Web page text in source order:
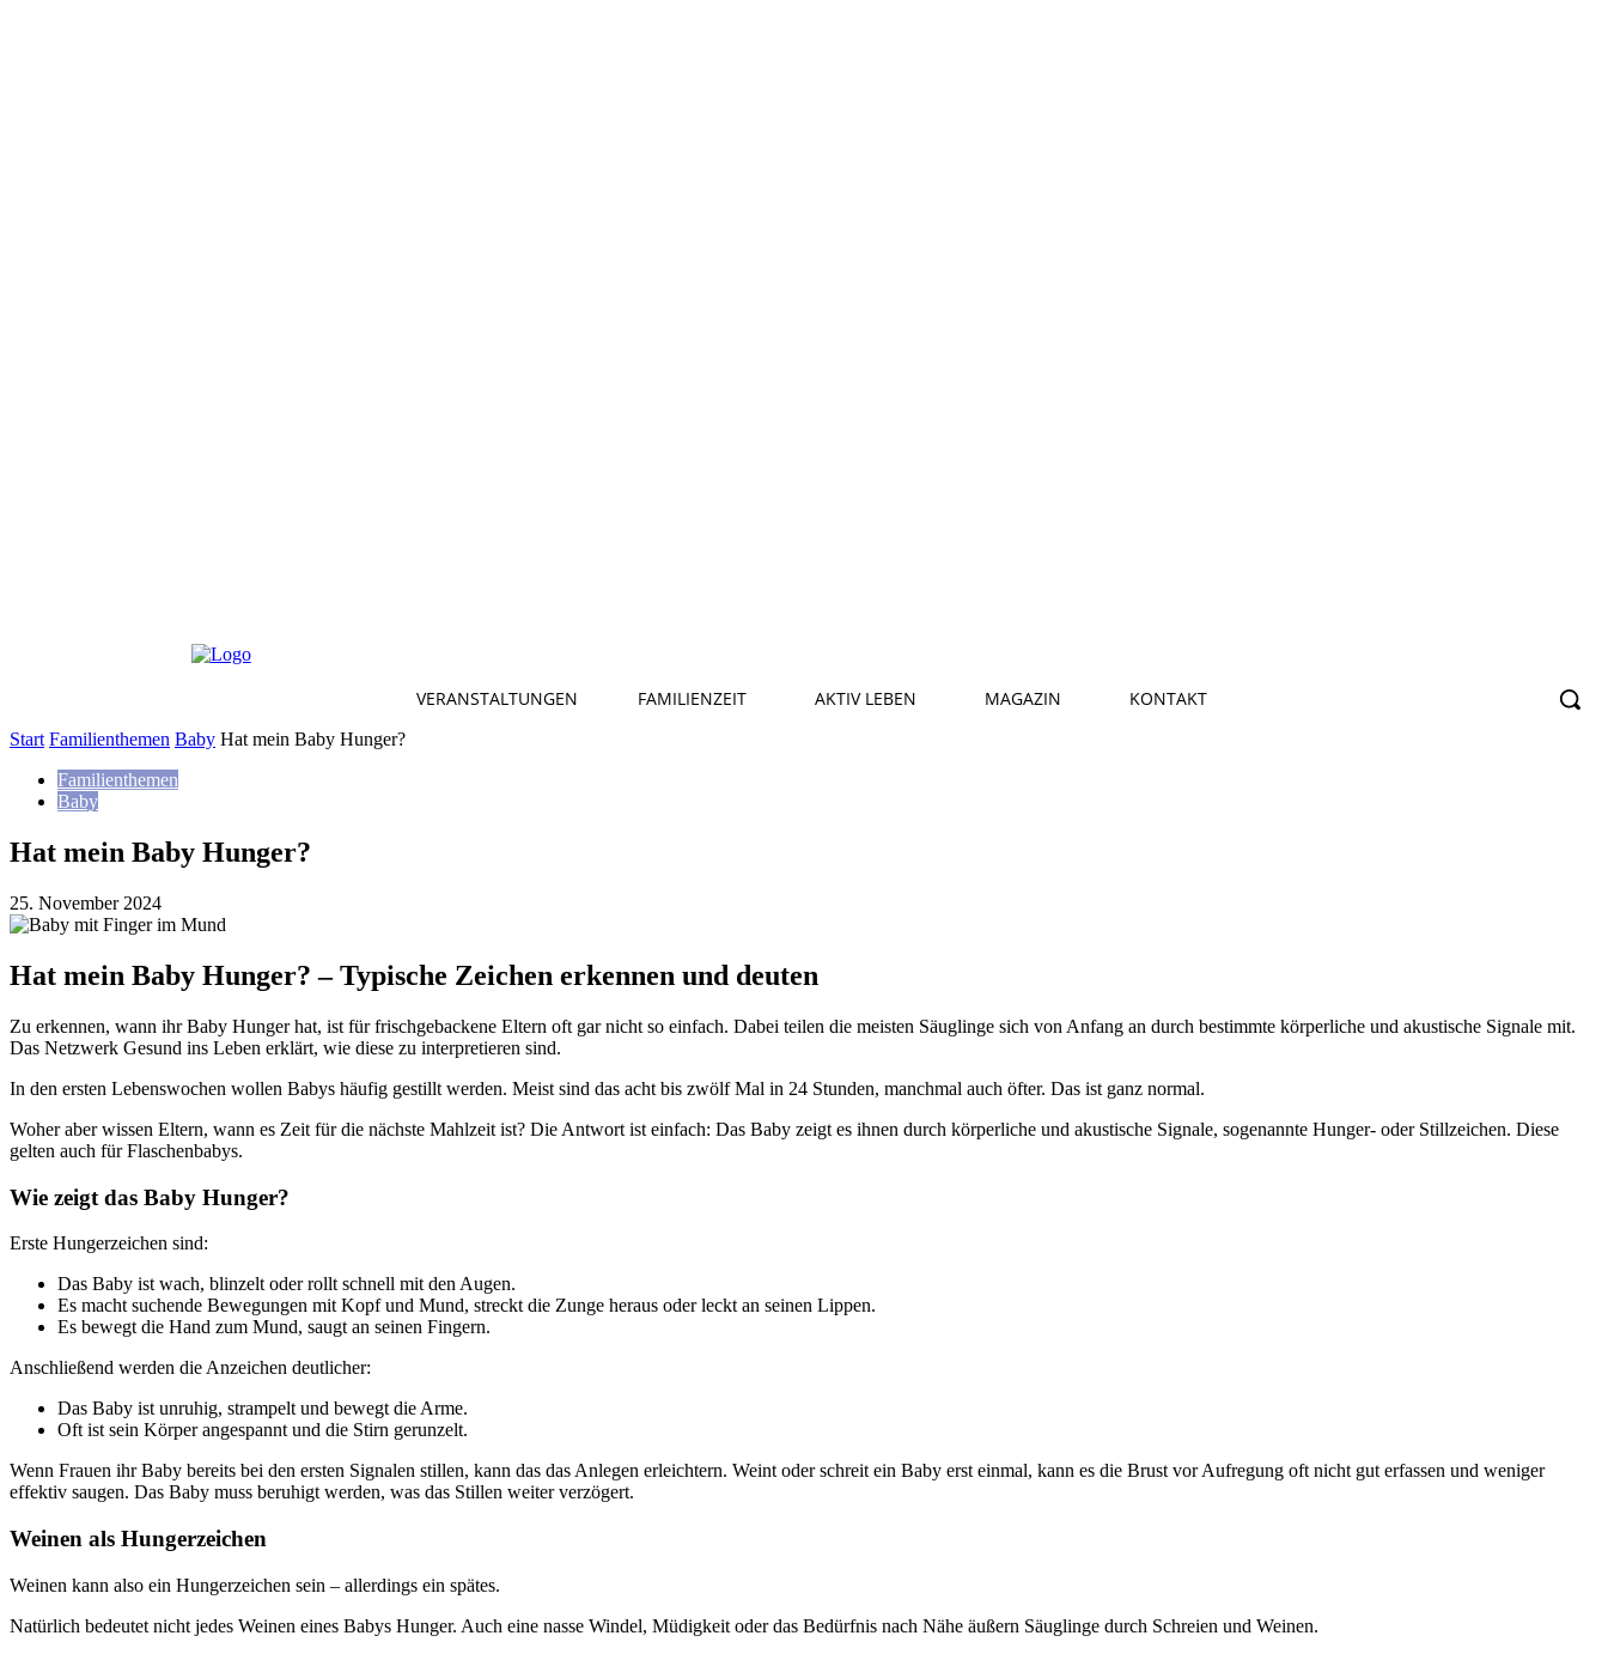
VERANSTALTUNGEN FAMILIENZEIT AKTIV LEBEN MAGAZIN KONTAKT
Start Familienthemen Baby Hat mein Baby Hunger?
Familienthemen
Baby
Hat mein Baby Hunger?
25. November 2024
Hat mein Baby Hunger? – Typische Zeichen erkennen und deuten
Zu erkennen, wann ihr Baby Hunger hat, ist für frischgebackene Eltern oft gar nicht so einfach. Dabei teilen die meisten Säuglinge sich von Anfang an durch bestimmte körperliche und akustische Signale mit.
Das Netzwerk Gesund ins Leben erklärt, wie diese zu interpretieren sind.
In den ersten Lebenswochen wollen Babys häufig gestillt werden. Meist sind das acht bis zwölf Mal in 24 Stunden, manchmal auch öfter. Das ist ganz normal.
Woher aber wissen Eltern, wann es Zeit für die nächste Mahlzeit ist? Die Antwort ist einfach: Das Baby zeigt es ihnen durch körperliche und akustische Signale, sogenannte Hunger- oder Stillzeichen. Diese
gelten auch für Flaschenbabys.
Wie zeigt das Baby Hunger?
Erste Hungerzeichen sind:
Das Baby ist wach, blinzelt oder rollt schnell mit den Augen.
Es macht suchende Bewegungen mit Kopf und Mund, streckt die Zunge heraus oder leckt an seinen Lippen.
Es bewegt die Hand zum Mund, saugt an seinen Fingern.
Anschließend werden die Anzeichen deutlicher:
Das Baby ist unruhig, strampelt und bewegt die Arme.
Oft ist sein Körper angespannt und die Stirn gerunzelt.
Wenn Frauen ihr Baby bereits bei den ersten Signalen stillen, kann das das Anlegen erleichtern. Weint oder schreit ein Baby erst einmal, kann es die Brust vor Aufregung oft nicht gut erfassen und weniger
effektiv saugen. Das Baby muss beruhigt werden, was das Stillen weiter verzögert.
Weinen als Hungerzeichen
Weinen kann also ein Hungerzeichen sein – allerdings ein spätes.
Natürlich bedeutet nicht jedes Weinen eines Babys Hunger. Auch eine nasse Windel, Müdigkeit oder das Bedürfnis nach Nähe äußern Säuglinge durch Schreien und Weinen.